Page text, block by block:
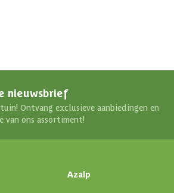
nieuwsbrief
Ontvang exclusieve aanbiedingen en
ons assortiment!
Azalp